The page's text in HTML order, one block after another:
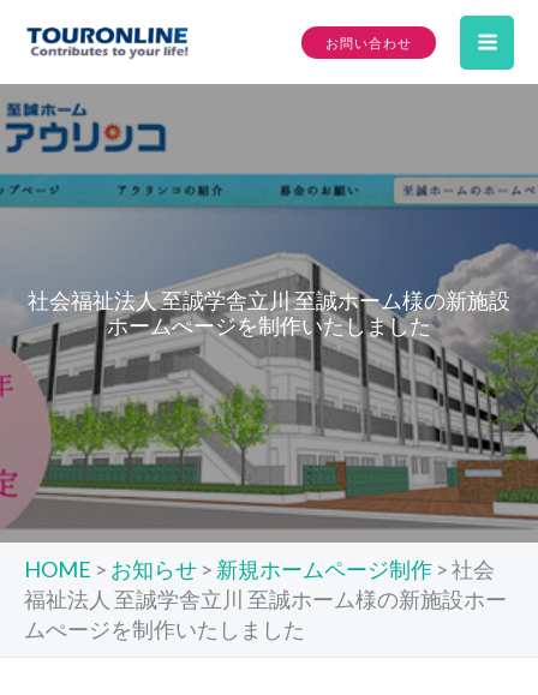
を
ス
キ
ッ
お問い合わせ
社会福祉法人 至誠学舎立川 至誠ホーム様の新施設
ホームぺージを制作いたしました
HOME > お知らせ > 新規ホームページ制作 >社会
福祉法人 至誠学舎立川 至誠ホーム様の新施設ホー
ムぺージを制作いたしました